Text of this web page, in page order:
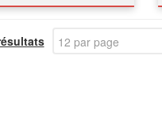
12 par page